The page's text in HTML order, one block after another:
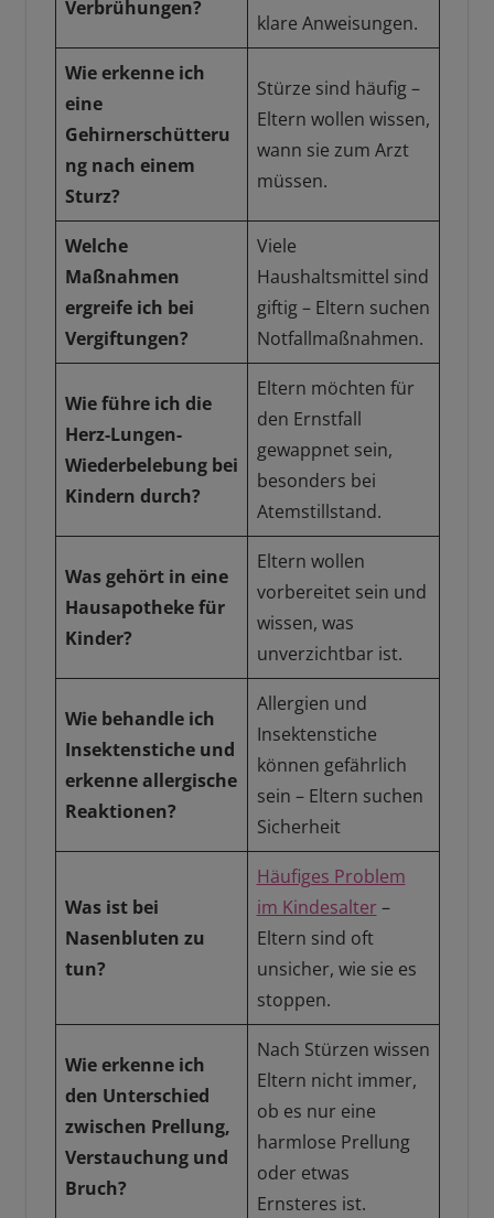
Verbrühungen?
klare Anweisungen.
Wie erkenne ich
eine
Gehirnerschütteru
ng nach einem
Sturz?
Stürze sind häufig –
Eltern wollen wissen,
wann sie zum Arzt
müssen.
Welche
Maßnahmen
ergreife ich bei
Vergiftungen?
Viele
Haushaltsmittel sind
giftig – Eltern suchen
Notfallmaßnahmen.
Wie führe ich die
Herz-Lungen-
Wiederbelebung bei
Kindern durch?
Eltern möchten für
den Ernstfall
gewappnet sein,
besonders bei
Atemstillstand.
Was gehört in eine
Hausapotheke für
Kinder?
Eltern wollen
vorbereitet sein und
wissen, was
unverzichtbar ist.
Wie behandle ich
Insektenstiche und
erkenne allergische
Reaktionen?
Allergien und
Insektenstiche
können gefährlich
sein – Eltern suchen
Sicherheit
Was ist bei
Nasenbluten zu
tun?
Häufiges Problem
im Kindesalter –
Eltern sind oft
unsicher, wie sie es
stoppen.
Wie erkenne ich
den Unterschied
zwischen Prellung,
Verstauchung und
Bruch?
Nach Stürzen wissen
Eltern nicht immer,
ob es nur eine
harmlose Prellung
oder etwas
Ernsteres ist.